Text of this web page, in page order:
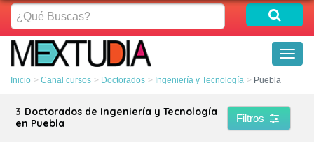
¿Qué
Buscas?
Inicio Canal cursos Doctorados Ingeniería y Tecnología Puebla
3 Doctorados de Ingeniería y Tecnología
en Puebla
Filtros